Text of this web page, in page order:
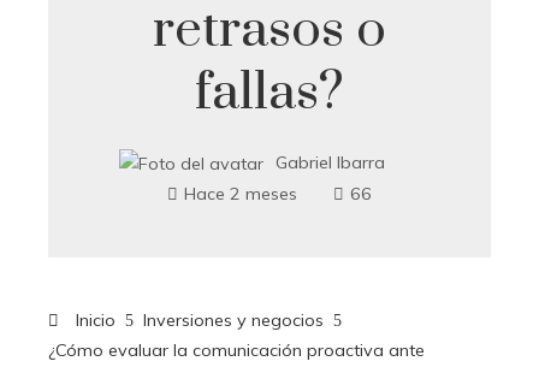
retrasos o
fallas?
Gabriel Ibarra
Hace 2 meses
66
Inicio
Inversiones y negocios
¿Cómo evaluar la comunicación proactiva ante